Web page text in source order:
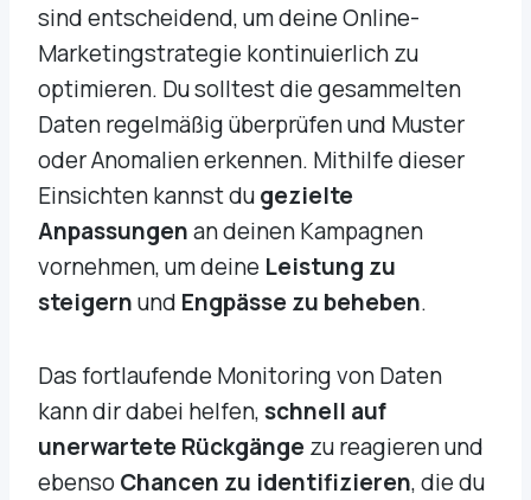
sind entscheidend, um deine Online-
Marketingstrategie kontinuierlich zu
optimieren. Du solltest die gesammelten
Daten regelmäßig überprüfen und Muster
oder Anomalien erkennen. Mithilfe dieser
Einsichten kannst dugezielte
Anpassungenan deinen Kampagnen
vornehmen, um deine Leistung zu
steigernund Engpässe zu beheben.
Das fortlaufende Monitoring von Daten
kann dir dabei helfen,schnell auf
unerwartete Rückgänge zu reagieren und
ebensoChancen zu identifizieren, die du